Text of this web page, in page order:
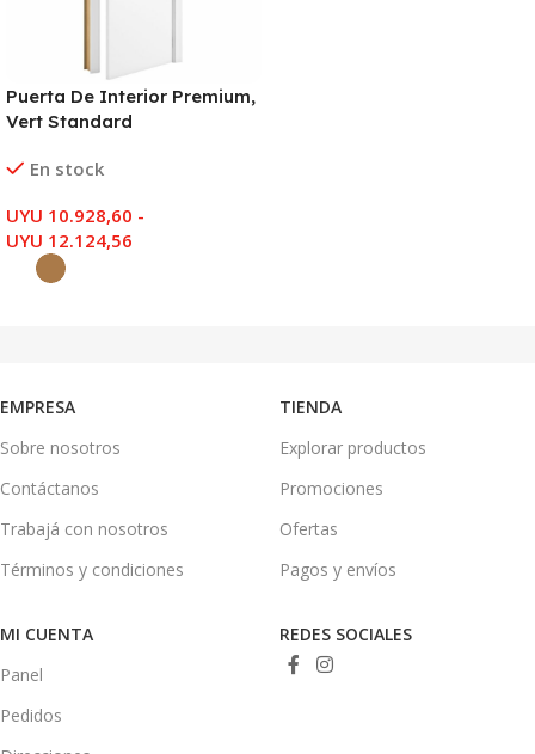
Puerta De Interior Premium,
Vert Standard
En stock
UYU 10.928,60 -
UYU 12.124,56
EMPRESA
Sobre nosotros
Contáctanos
Trabajá con nosotros
Términos y condiciones
TIENDA
Explorar productos
Promociones
Ofertas
Pagos y envíos
MI CUENTA
Panel
Pedidos
REDES SOCIALES